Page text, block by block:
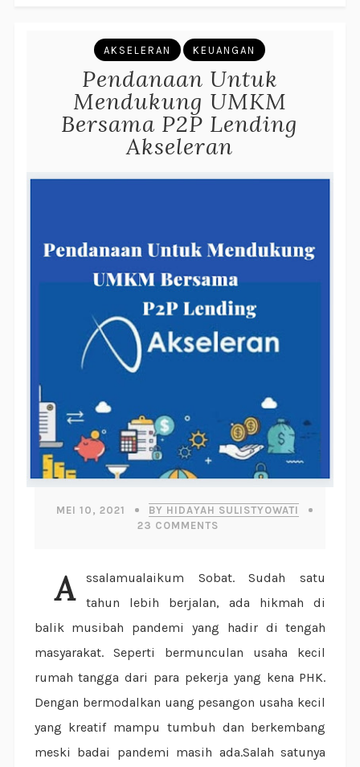
AKSELERAN KEUANGAN
Pendanaan Untuk
Mendukung UMKM
Bersama P2P Lending
Akseleran
MEI 10, 2021
BY HIDAYAH SULISTYOWATI
23 COMMENTS
Assalamualaikum Sobat. Sudah satu
tahun lebih berjalan, ada hikmah di
balik musibah pandemi yang hadir di tengah
masyarakat. Seperti bermunculan usaha kecil
rumah tangga dari para pekerja yang kena PHK.
Dengan bermodalkan uang pesangon usaha kecil
yang kreatif mampu tumbuh dan berkembang
meski badai pandemi masih ada.Salah satunya